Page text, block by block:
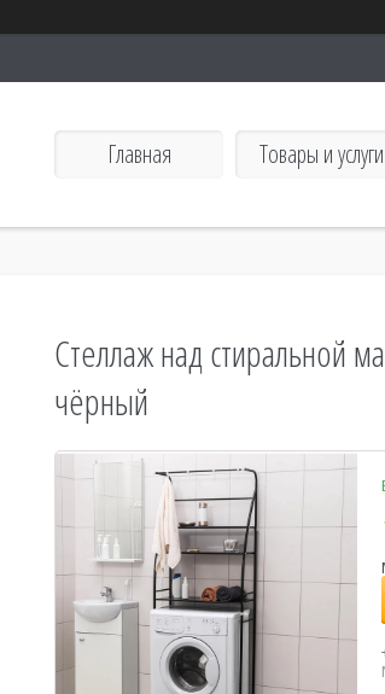
Главная Товары и услуги
Стеллаж над стиральной
чёрный